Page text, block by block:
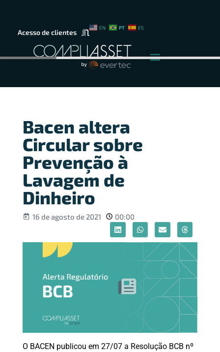
Acesso de clientes
EN PT ES
Bacen altera
Circular sobre
Prevenção à
Lavagem de
Dinheiro
16 de agosto de 2021 00:00
O BACEN publicou em 27/07 a Resolução BCB nº